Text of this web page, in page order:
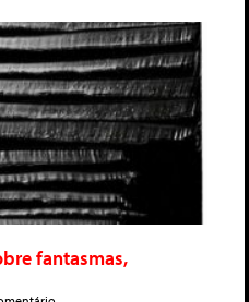
fantasmas,